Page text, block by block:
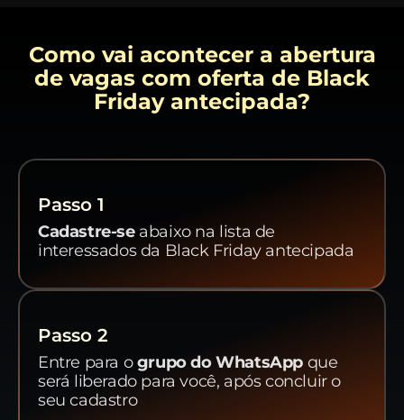
Como vai acontecer a abertura
de vagas com oferta de Black
Friday antecipada?
Passo 1
Cadastre-seabaixo na lista de
interessados da Black Friday antecipada
Passo 2
Entre para ogrupo do WhatsApp que
será liberado para você, após concluir o
seu cadastro